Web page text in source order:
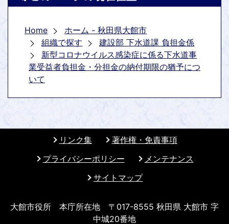
Home
ホーム - 秋田県大館市
組織で探す
建設部 下水道課 負担金係
新型コロナウイルス感染症に係る下水道事
業受益者負担金・分担金の納付期限の猶予につ
いて
リンク集
著作権・免責事項
プライバシーポリシー
メンテナンス
サイトマップ
大館市役所 本庁所在地 〒017-8555 秋田県 大館市 字
中城20番地